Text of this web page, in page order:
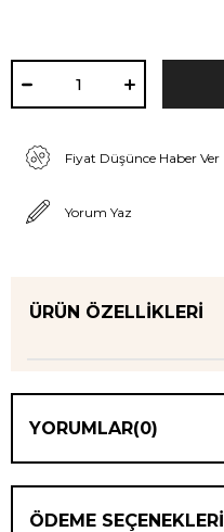
Fiyat Düşünce Haber Ver
Yorum Yaz
ÜRÜN ÖZELLIKLERI
YORUMLAR(0)
ÖDEME SEÇENEKLERI